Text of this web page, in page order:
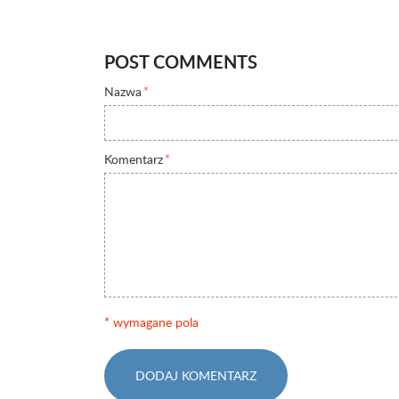
POST COMMENTS
Nazwa *
Komentarz*
* wymagane pola
DODAJ KOMENTARZ